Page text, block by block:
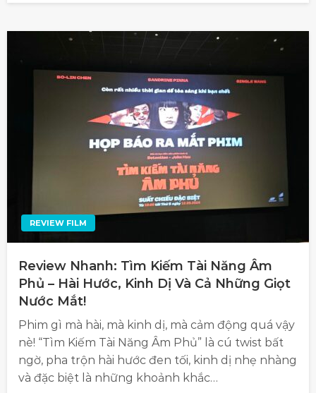
REVIEW FILM
Review Nhanh: Tìm Kiếm Tài Năng Âm
Phủ – Hài Hước, Kinh Dị Và Cả Những Giọt
Nước Mắt!
Phim gì mà hài, mà kinh dị, mà cảm động quá vậy
nè! “Tìm Kiếm Tài Năng Âm Phủ” là cú twist bất
ngờ, pha trộn hài hước đen tối, kinh dị nhẹ nhàng
và đặc biệt là những khoảnh khắc…